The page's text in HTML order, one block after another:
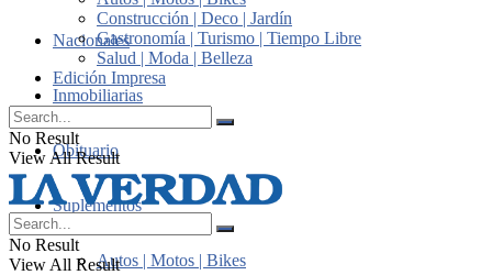
Nacionales
Inmobiliarias
Obituario
Suplementos
Autos | Motos | Bikes
Construcción | Deco | Jardín
Gastronomía | Turismo | Tiempo Libre
Salud | Moda | Belleza
Edición Impresa
No Result
View All Result
No Result
View All Result